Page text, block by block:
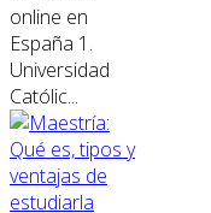
online en
España 1.
Universidad
Católic...